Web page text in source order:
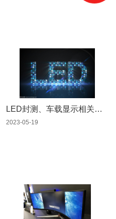
LED封测、车载显示相关项目签约
2023-05-19